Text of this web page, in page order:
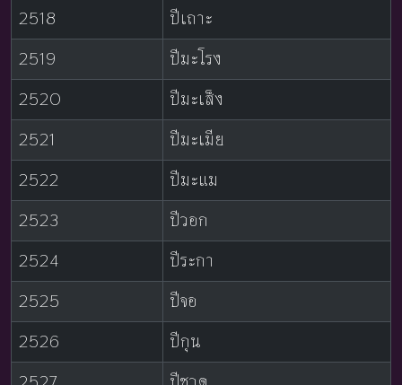
2518
ปีเถาะ
2519
ปีมะโรง
2520
ปีมะเส็ง
2521
ปีมะเมีย
2522
ปีมะแม
2523
ปีวอก
2524
ปีระกา
2525
ปีจอ
2526
ปีกุน